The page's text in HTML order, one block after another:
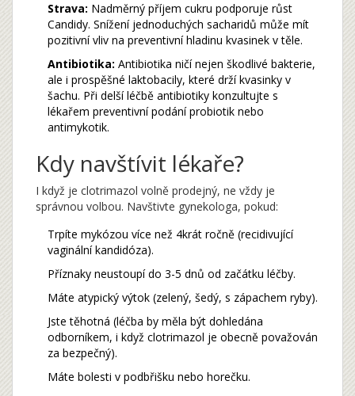
Strava: Nadměrný příjem cukru podporuje růst
Candidy. Snížení jednoduchých sacharidů může mít
pozitivní vliv na preventivní hladinu kvasinek v těle.
Antibiotika: Antibiotika ničí nejen škodlivé bakterie,
ale i prospěšné laktobacily, které drží kvasinky v
šachu. Při delší léčbě antibiotiky konzultujte s
lékařem preventivní podání probiotik nebo
antimykotik.
Kdy navštívit lékaře?
I když je clotrimazol volně prodejný, ne vždy je
správnou volbou. Navštivte gynekologa, pokud:
Trpíte mykózou více než 4krát ročně (recidivující
vaginální kandidóza).
Příznaky neustoupí do 3-5 dnů od začátku léčby.
Máte atypický výtok (zelený, šedý, s zápachem ryby).
Jste těhotná (léčba by měla být dohledána
odborníkem, i když clotrimazol je obecně považován
za bezpečný).
Máte bolesti v podbřišku nebo horečku.